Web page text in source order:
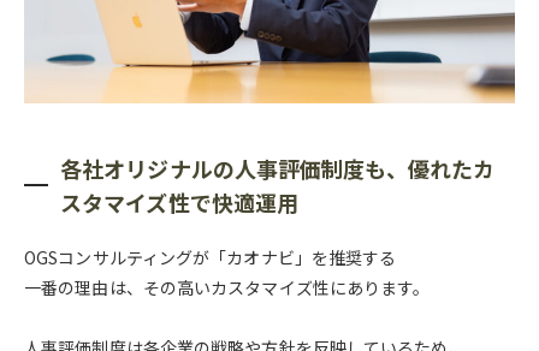
各社オリジナルの人事評価制度も、優れたカ
スタマイズ性で快適運用
OGSコンサルティングが「カオナビ」を推奨する
一番の理由は、その高いカスタマイズ性にあります。